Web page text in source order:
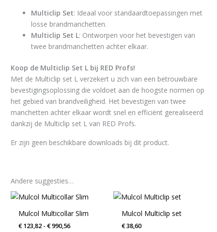
Multiclip Set: Ideaal voor standaardtoepassingen met
losse brandmanchetten.
Multiclip Set L: Ontworpen voor het bevestigen van
twee brandmanchetten achter elkaar.
Koop de Multiclip Set L bij RED Profs!
Met de Multiclip set L verzekert u zich van een betrouwbare
bevestigingsoplossing die voldoet aan de hoogste normen op
het gebied van brandveiligheid. Het bevestigen van twee
manchetten achter elkaar wordt snel en efficiënt gerealiseerd
dankzij de Multiclip set L van RED Profs.
Er zijn geen beschikbare downloads bij dit product.
Andere suggesties…
Mulcol Multicollar Slim
€123,82 - €990,56
Prijsklasse:
€ 123,82
tot
€ 990,56
Dit
heeft
meerdere
Mulcol Multiclip set
€38,60